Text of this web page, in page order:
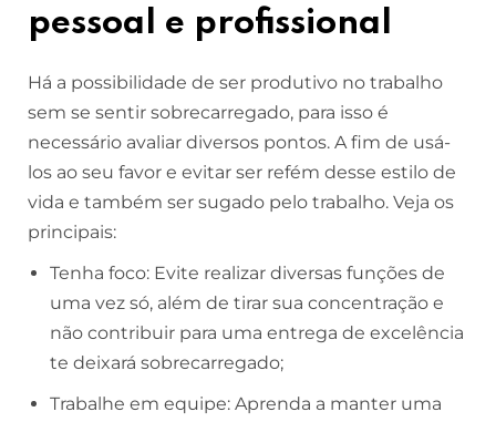
pessoal e profissional
Há a possibilidade de ser produtivo no trabalho
sem se sentir sobrecarregado, para isso é
necessário avaliar diversos pontos. A fim de usá-
los ao seu favor e evitar ser refém desse estilo de
vida e também ser sugado pelo trabalho. Veja os
principais:
Tenha foco: Evite realizar diversas funções de
uma vez só, além de tirar sua concentração e
não contribuir para uma entrega de excelência
te deixará sobrecarregado;
Trabalhe em equipe: Aprenda a manter uma